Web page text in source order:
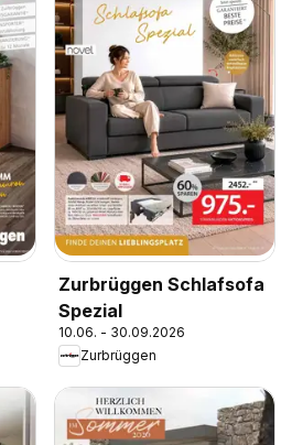
Zurbrüggen Schlafsofa
Spezial
10.06. - 30.09.2026
Zurbrüggen